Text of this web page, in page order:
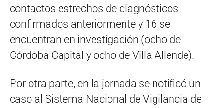
contactos estrechos de diagnósticos
confirmados anteriormente y 16 se
encuentran en investigación (ocho de
Córdoba Capital y ocho de Villa Allende).
Por otra parte, en la jornada se notificó un
caso al Sistema Nacional de Vigilancia de